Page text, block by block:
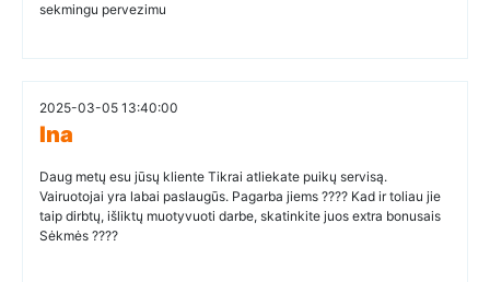
sekmingu pervezimu
2025-03-05 13:40:00
Ina
Daug metų esu jūsų kliente Tikrai atliekate puikų servisą.
Vairuotojai yra labai paslaugūs. Pagarba jiems ???? Kad ir toliau jie
taip dirbtų, išliktų muotyvuoti darbe, skatinkite juos extra bonusais
Sėkmės ????